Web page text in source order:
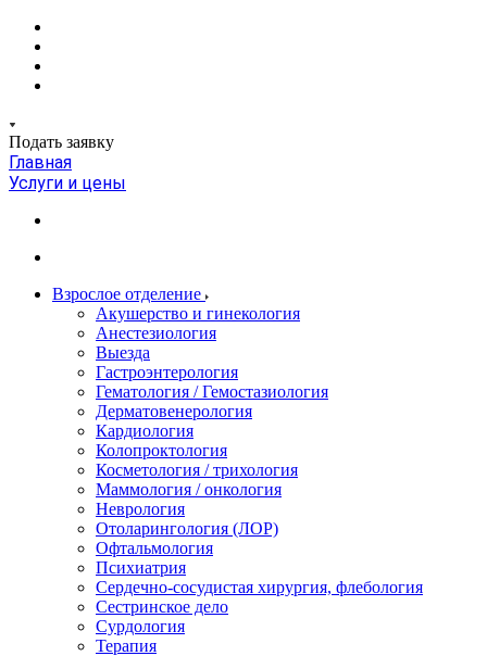
Подать заявку
Главная
Услуги и цены
Взрослое отделение
Акушерство и гинекология
Анестезиология
Выезда
Гастроэнтерология
Гематология / Гемостазиология
Дерматовенерология
Кардиология
Колопроктология
Косметология / трихология
Маммология / онкология
Неврология
Отоларингология (ЛОР)
Офтальмология
Психиатрия
Сердечно-сосудистая хирургия, флебология
Сестринское дело
Сурдология
Терапия